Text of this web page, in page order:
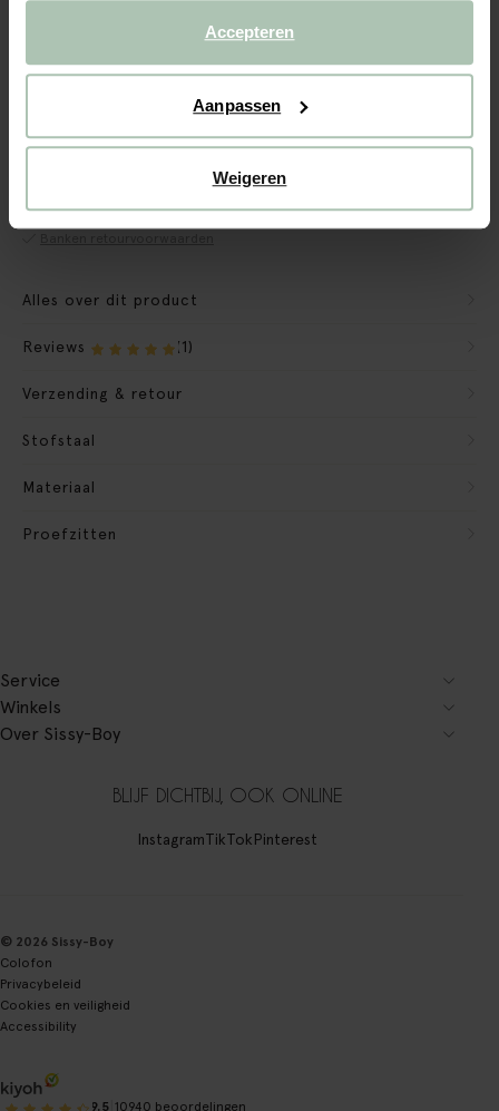
Accepteren
Aanpassen
Weigeren
CBW garantie
We maken de bank gebruiksklaar
Verpakkingsmateriaal nemen we mee
Alles over dit product
Reviews (1)
Verzending & retour
Stofstaal
Materiaal
Proefzitten
Service
Winkels
Over Sissy-Boy
BLIJF DICHTBIJ, OOK ONLINE
InstagramTikTokPinterest
© 2026 Sissy-Boy
Colofon
Privacybeleid
Cookies en veiligheid
Accessibility
9.5 10940 beoordelingen